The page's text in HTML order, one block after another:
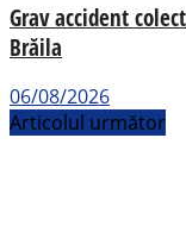
Grav accident
Brăila
06/08/2026
Articolul următor